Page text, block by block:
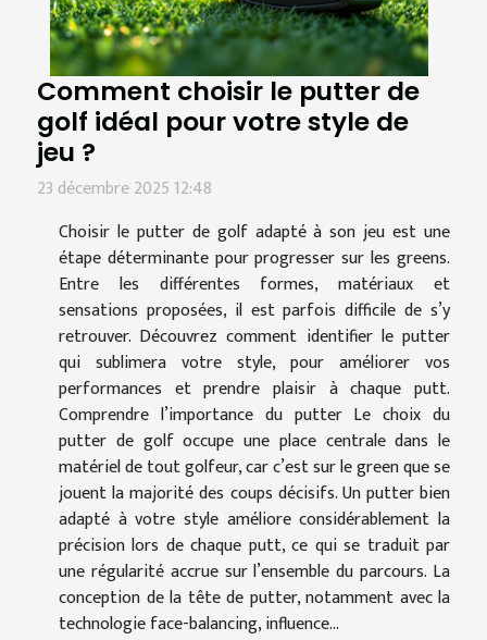
Comment choisir le putter de
golf idéal pour votre style de
jeu ?
23 décembre 2025 12:48
Choisir le putter de golf adapté à son jeu est une
étape déterminante pour progresser sur les greens.
Entre les différentes formes, matériaux et
sensations proposées, il est parfois difficile de s’y
retrouver. Découvrez comment identifier le putter
qui sublimera votre style, pour améliorer vos
performances et prendre plaisir à chaque putt.
Comprendre l’importance du putter Le choix du
putter de golf occupe une place centrale dans le
matériel de tout golfeur, car c’est sur le green que se
jouent la majorité des coups décisifs. Un putter bien
adapté à votre style améliore considérablement la
précision lors de chaque putt, ce qui se traduit par
une régularité accrue sur l’ensemble du parcours. La
conception de la tête de putter, notamment avec la
technologie face-balancing, influence...